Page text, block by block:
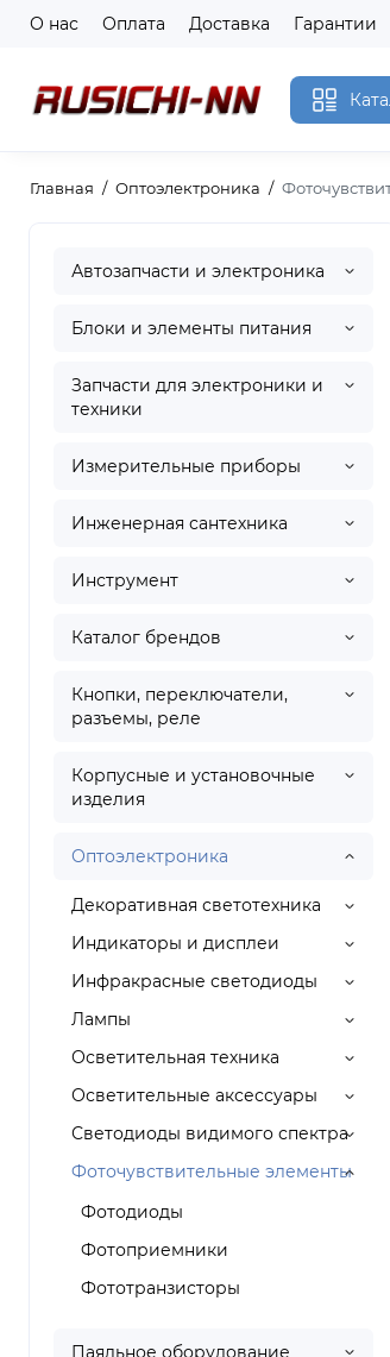
О нас Оплата Доставка Гарантии
Главная Оптоэлектроника
Автозапчасти и электроника
Блоки и элементы питания
Запчасти для электроники и
техники
Измерительные приборы
Инженерная сантехника
Инструмент
Каталог брендов
Кнопки, переключатели,
разъемы, реле
Корпусные и установочные
изделия
Оптоэлектроника
Декоративная светотехника
Индикаторы и дисплеи
Инфракрасные светодиоды
Лампы
Осветительная техника
Осветительные аксессуары
Светодиоды видимого спектра
Фоточувствительные элементы
Фотодиоды
Фотоприемники
Фототранзисторы
Паяльное оборудование